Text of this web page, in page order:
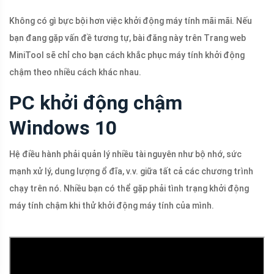
Không có gì bực bội hơn việc khởi động máy tính mãi mãi. Nếu
bạn đang gặp vấn đề tương tự, bài đăng này trên Trang web
MiniTool sẽ chỉ cho bạn cách khắc phục máy tính khởi động
chậm theo nhiều cách khác nhau.
PC khởi động chậm
Windows 10
Hệ điều hành phải quản lý nhiều tài nguyên như bộ nhớ, sức
mạnh xử lý, dung lượng ổ đĩa, v.v. giữa tất cả các chương trình
chạy trên nó. Nhiều bạn có thể gặp phải tình trạng khởi động
máy tính chậm khi thử khởi động máy tính của mình.